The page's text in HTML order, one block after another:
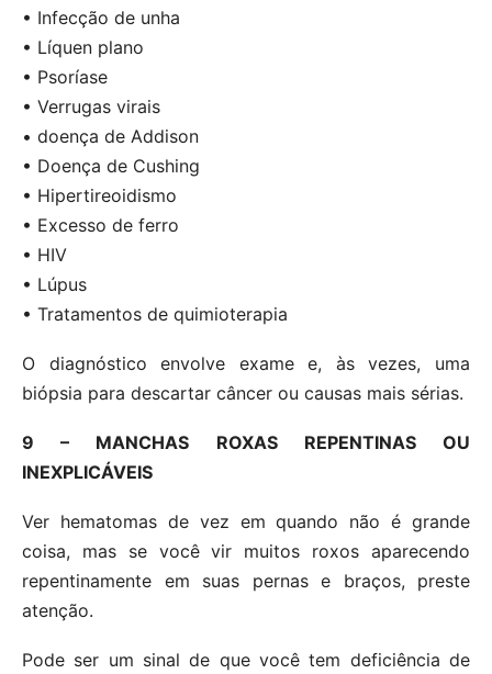
• Infecção de unha
• Líquen plano
• Psoríase
• Verrugas virais
• doença de Addison
• Doença de Cushing
• Hipertireoidismo
• Excesso de ferro
• HIV
• Lúpus
• Tratamentos de quimioterapia
O diagnóstico envolve exame e, às vezes, uma
biópsia para descartar câncer ou causas mais sérias.
9 – MANCHAS ROXAS REPENTINAS OU
INEXPLICÁVEIS
Ver hematomas de vez em quando não é grande
coisa, mas se você vir muitos roxos aparecendo
repentinamente em suas pernas e braços, preste
atenção.
Pode ser um sinal de que você tem deficiência de